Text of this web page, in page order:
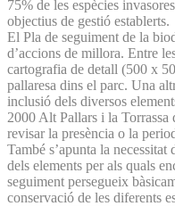
75% de les espècies
objectius de gestió establerts.
El Pla de seguiment de la
d’accions de millora. Entre
cartografia de detall (500 x
pallaresa dins el parc. Una
inclusió dels diversos
2000 Alt Pallars i la Torrassa
revisar la presència o la
També s’apunta la
dels elements per als quals
seguiment persegueix
conservació de les diferents